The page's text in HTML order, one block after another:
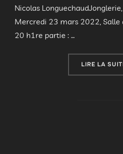
Nicolas
Mercredi 23 mars 2022, Salle
20 h1re partie : …
LIRE LA